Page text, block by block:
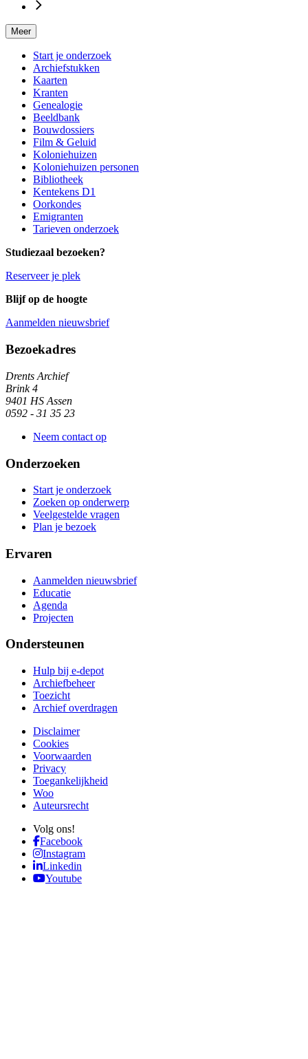
Meer
Start je onderzoek
Archiefstukken
Kaarten
Kranten
Genealogie
Beeldbank
Bouwdossiers
Film & Geluid
Koloniehuizen
Koloniehuizen personen
Bibliotheek
Kentekens D1
Oorkondes
Emigranten
Tarieven onderzoek
Studiezaal bezoeken?
Reserveer je plek
Blijf op de hoogte
Aanmelden nieuwsbrief
Algemene informatie
Bezoekadres
Drents Archief
Brink 4
9401 HS Assen
0592 - 31 35 23
Neem contact op
Onderzoeken
Start je onderzoek
Zoeken op onderwerp
Veelgestelde vragen
Plan je bezoek
Ervaren
Aanmelden nieuwsbrief
Educatie
Agenda
Projecten
Ondersteunen
Hulp bij e-depot
Archiefbeheer
Toezicht
Archief overdragen
Disclaimer
Cookies
Voorwaarden
Privacy
Toegankelijkheid
Woo
Auteursrecht
Volg ons!
Facebook
Instagram
Linkedin
Youtube